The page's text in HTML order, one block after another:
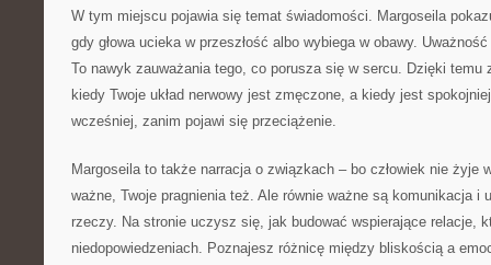
W tym miejscu pojawia się temat świadomości. Margoseila
gdy głowa ucieka w przeszłość albo wybiega w obawy.
To nawyk zauważania tego, co porusza się w sercu. Dzięki temu
kiedy Twoje układ nerwowy jest zmęczone, a kiedy jest
wcześniej, zanim pojawi się przeciążenie.
Margoseila to także narracja o związkach – bo człowiek nie żyje
ważne, Twoje pragnienia też. Ale równie ważne są komunikacja i
rzeczy. Na stronie uczysz się, jak budować wspierające relacje,
niedopowiedzeniach. Poznajesz różnicę między bliskością a